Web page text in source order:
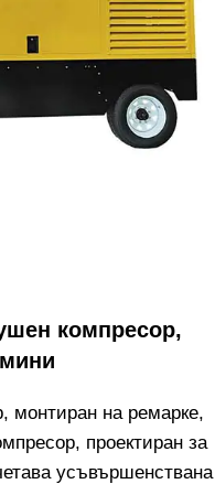
компресор,
монтиран на ремарке,
проектиран за
усъвършенствана